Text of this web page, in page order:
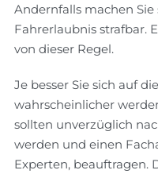
Andernfalls machen
Fahrerlaubnis strafbar.
von dieser Regel.
Je besser Sie sich auf
wahrscheinlicher
sollten unverzüglich
werden und einen
Experten, beauftragen.